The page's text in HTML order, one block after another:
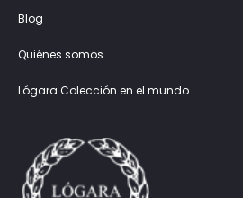
Blog
Quiénes somos
Lógara Colección en el mundo